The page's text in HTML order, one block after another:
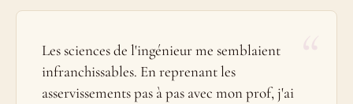
Les sciences de l'ingénieur me semblaient
infranchissables. En reprenant les
asservissements pas à pas avec mon prof, j'ai